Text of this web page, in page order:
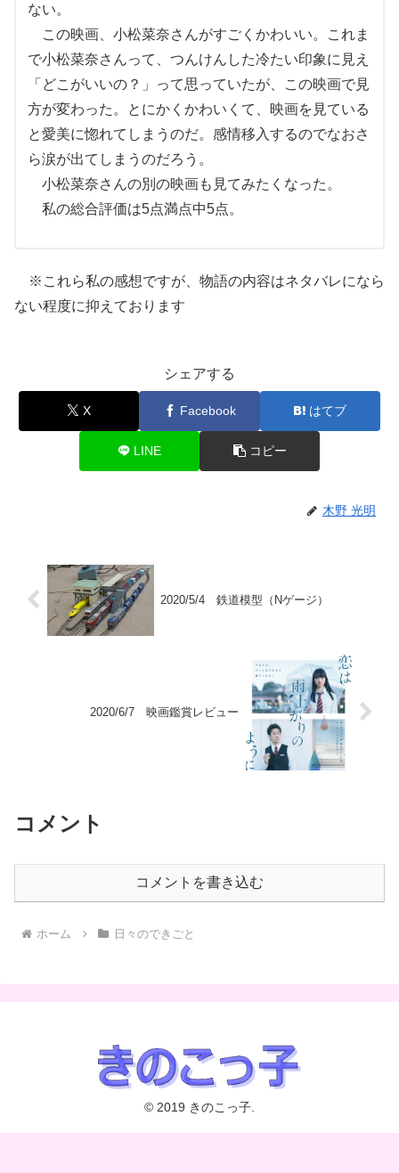
ない。
この映画、小松菜奈さんがすごくかわいい。これま
で小松菜奈さんって、つんけんした冷たい印象に見え
「どこがいいの？」って思っていたが、この映画で見
方が変わった。とにかくかわいくて、映画を見ている
と愛美に惚れてしまうのだ。感情移入するのでなおさ
ら涙が出てしまうのだろう。
小松菜奈さんの別の映画も見てみたくなった。
私の総合評価は5点満点中5点。
※これら私の感想ですが、物語の内容はネタバレになら
ない程度に抑えております
シェアする
X Facebook はてブ
LINE コピー
木野 光明
2020/5/4 鉄道模型（Nゲージ）
2020/6/7 映画鑑賞レビュー
コメント
コメントを書き込む
ホーム 日々のできごと
© 2019 きのこっ子.